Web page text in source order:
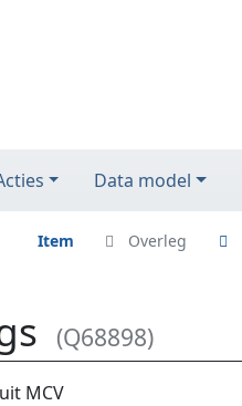
Data model
Item Overleg
(Q68898)
MCV